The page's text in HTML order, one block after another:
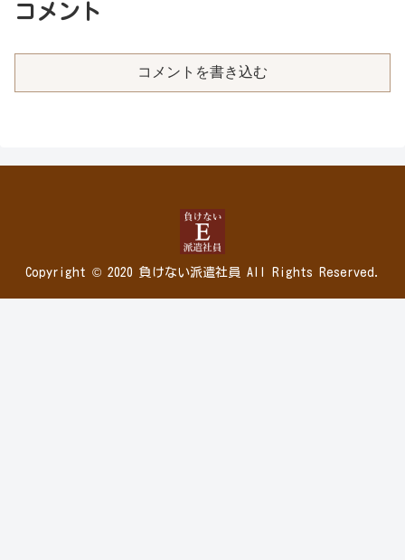
コメント
コメントを書き込む
Copyright © 2020 負けない派遣社員 All Rights Reserved.